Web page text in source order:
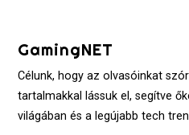
contentGamingNET
Célunk, hogy az olvasóinkat
tartalmakkal lássuk el, segítve
világában és a legújabb tech